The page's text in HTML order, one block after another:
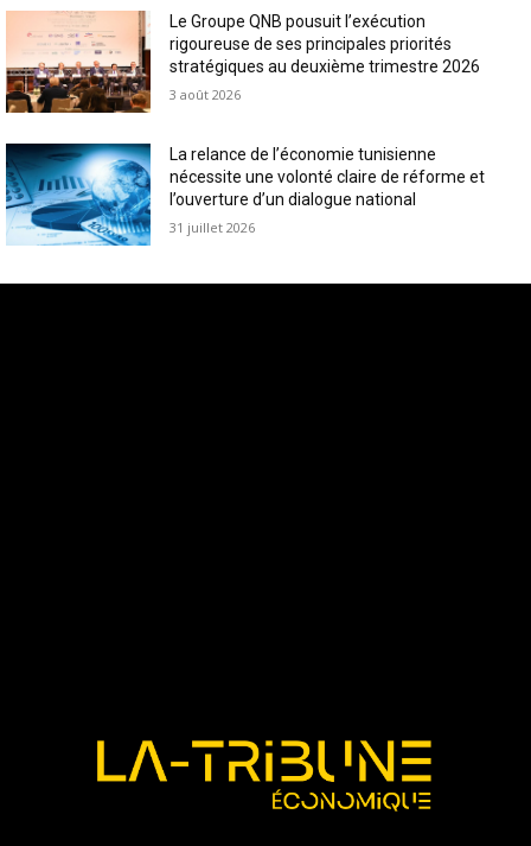
Le Groupe QNB pousuit l’exécution
rigoureuse de ses principales priorités
stratégiques au deuxième trimestre 2026
3 août 2026
La relance de l’économie tunisienne
nécessite une volonté claire de réforme et
l’ouverture d’un dialogue national
31 juillet 2026